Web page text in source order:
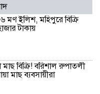
ইলিশ, মহিপুরে বিক্রি
টাকায়
বিক্রি! বরিশাল রুপাতলী
মাছ ব্যবসায়ীরা